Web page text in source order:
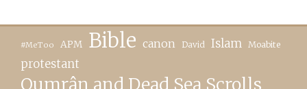
#MeToo APM Bible canon David Islam Moabite
protestant
Qumrân and Dead Sea Scrolls